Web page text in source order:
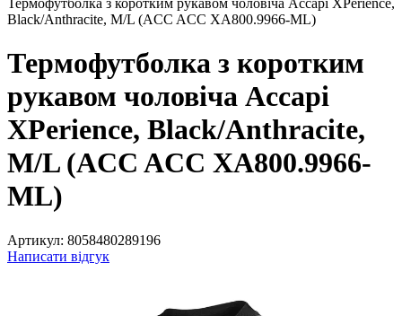
Термофутболка з коротким рукавом чоловіча Accapi XPerience,
Black/Anthracite, M/L (ACC ACC XА800.9966-ML)
Термофутболка з коротким
рукавом чоловіча Accapi
XPerience, Black/Anthracite,
M/L (ACC ACC XА800.9966-
ML)
Артикул: 8058480289196
Написати відгук